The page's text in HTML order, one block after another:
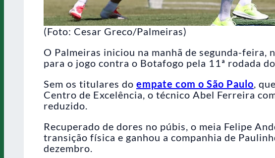
(Foto: Cesar Greco/Palmeiras)
O Palmeiras iniciou na manhã de segunda-feira,
para o jogo contra o Botafogo pela 11ª rodada
Sem os titulares do empate com o São Paulo,
Centro de Excelência, o técnico Abel Ferreira
reduzido.
Recuperado de dores no púbis, o meia Felipe
transição física e ganhou a companhia de
dezembro.